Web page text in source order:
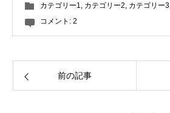
カテゴリー1
カテゴリー2 カテゴリー3
コメント: 2
前の記事